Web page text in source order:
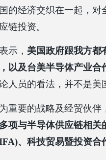
的经济交织在一起，
链投资。
示， 美国政府跟我方都
以及台美半导体产业合
人员的看法，并不是美
重要的战略及经贸伙伴
项与半导体供应链相
、科技贸易暨投资合